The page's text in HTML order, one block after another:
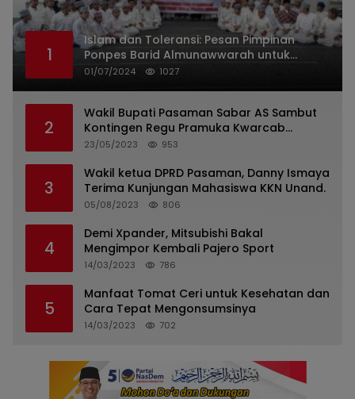
1
Islam dan Toleransi: Pesan Pimpinan
Ponpes Barid Almunawwarah untuk
Indonesia
01/07/2024 1027
2
Wakil Bupati Pasaman Sabar AS Sambut
Kontingen Regu Pramuka Kwarcab
Pasaman
23/05/2023 953
3
Wakil ketua DPRD Pasaman, Danny Ismaya
Terima Kunjungan Mahasiswa KKN Unand.
05/08/2023 806
4
Demi Xpander, Mitsubishi Bakal
Mengimpor Kembali Pajero Sport
14/03/2023 786
5
Manfaat Tomat Ceri untuk Kesehatan dan
Cara Tepat Mengonsumsinya
14/03/2023 702